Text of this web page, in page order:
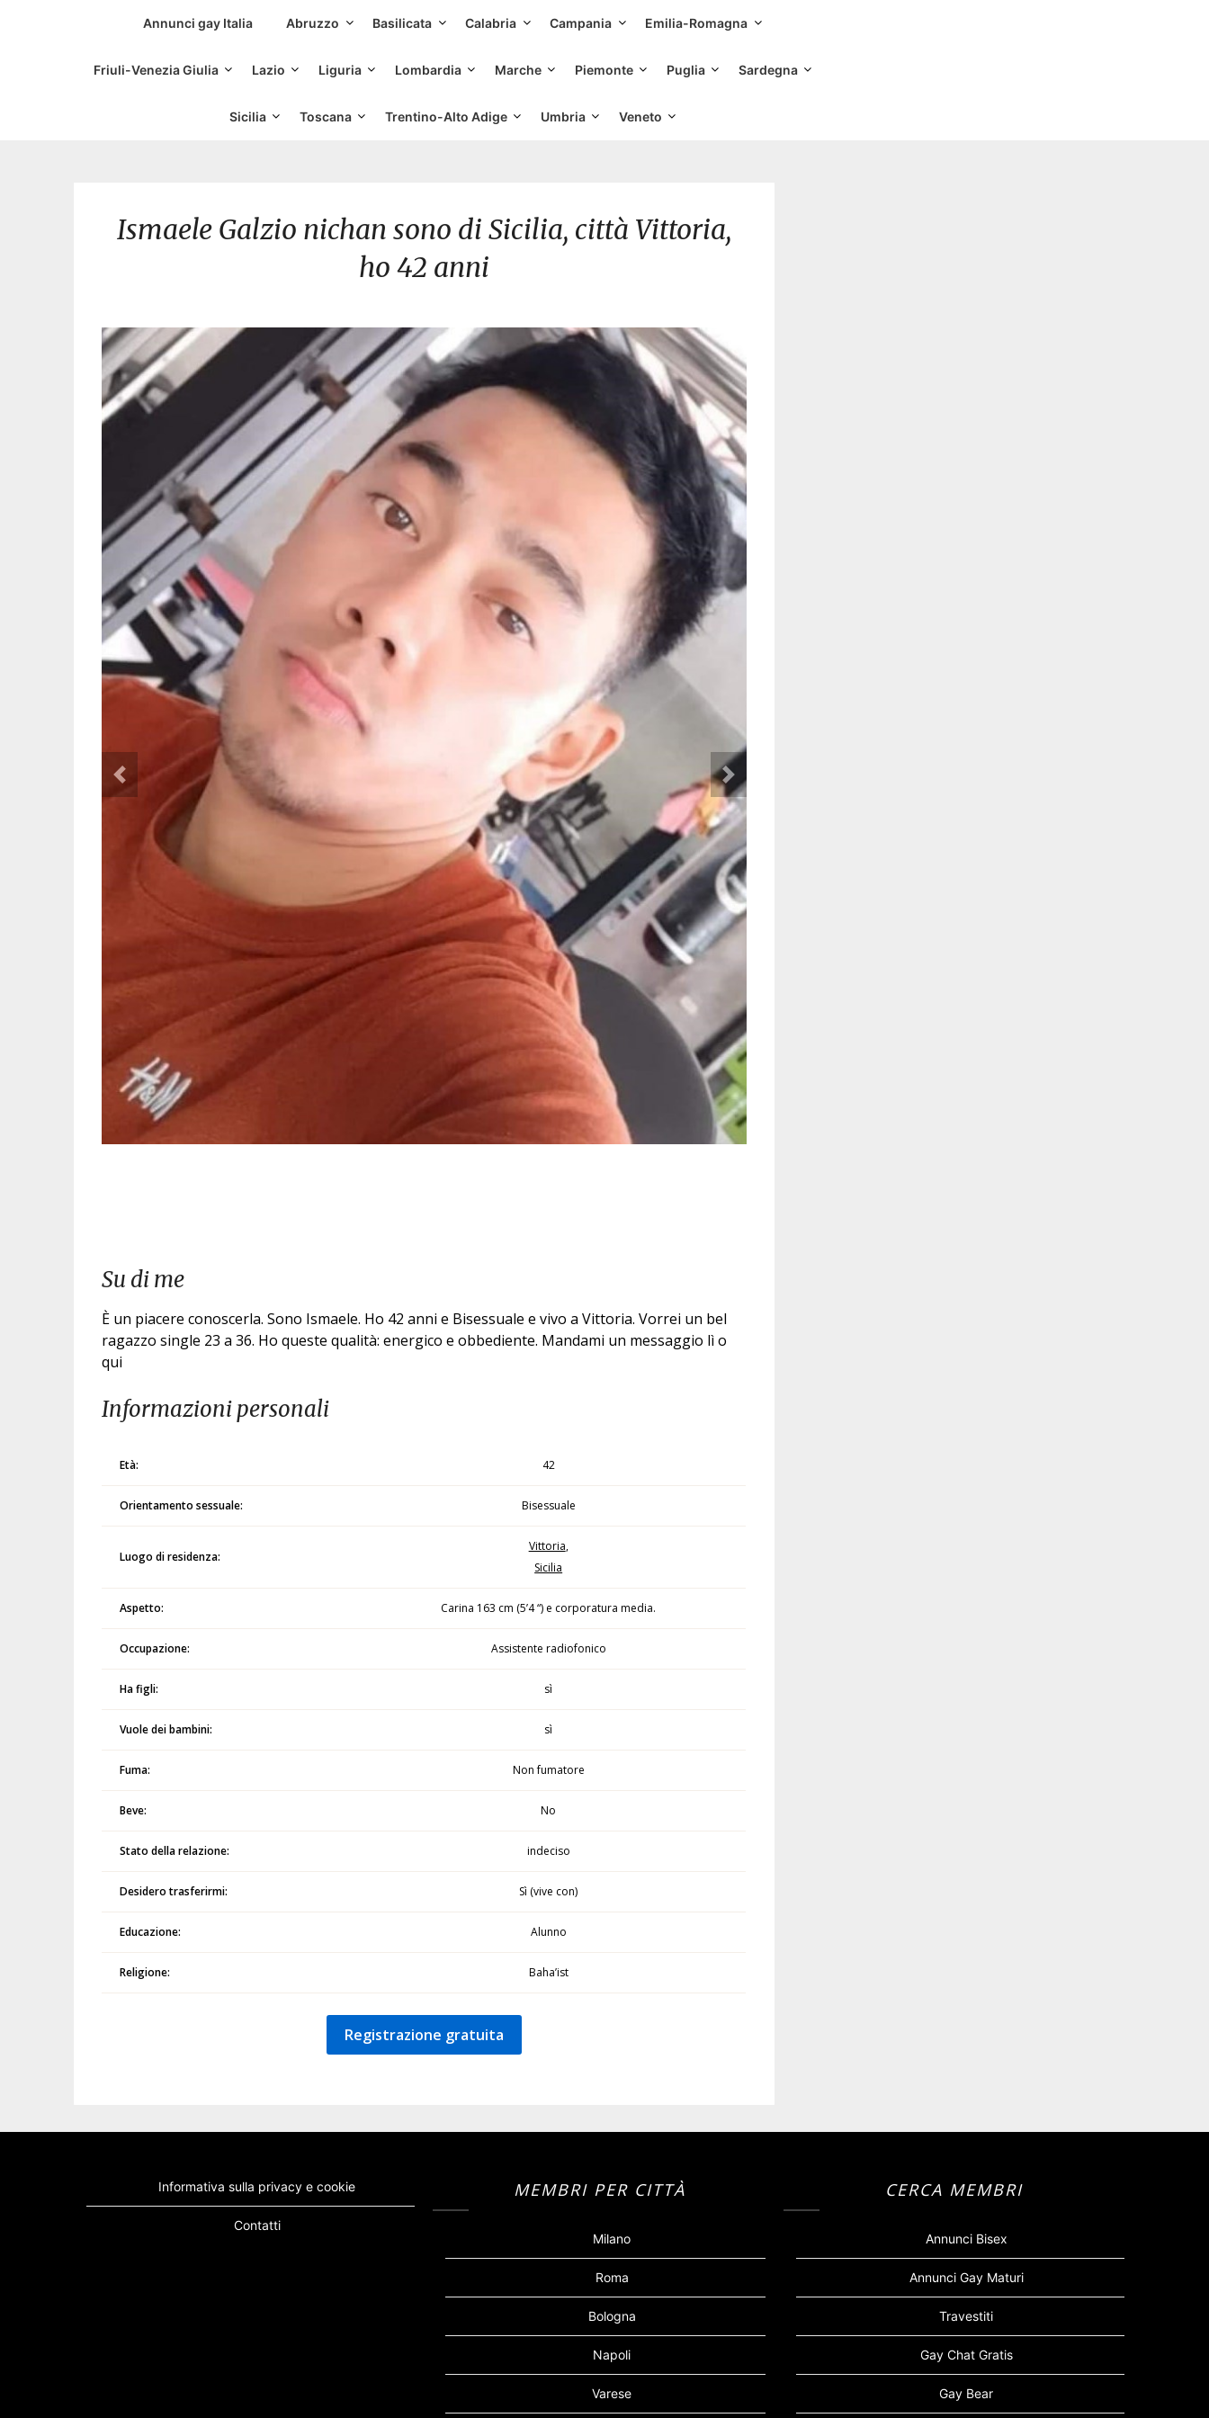
Siti Incontri Gay
Annunci gay Italia Abruzzo Basilicata Calabria Campania Emilia-Romagna
Friuli-Venezia Giulia Lazio Liguria Lombardia Marche Piemonte Puglia Sardegna
Sicilia Toscana Trentino-Alto Adige Umbria Veneto
Ismaele Galzio nichan sono di Sicilia, città Vittoria,
ho 42 anni
Su di me
È un piacere conoscerla. Sono Ismaele. Ho 42 anni e Bisessuale e vivo a Vittoria. Vorrei un bel
ragazzo single 23 a 36. Ho queste qualità: energico e obbediente. Mandami un messaggio lì o
qui
Informazioni personali
Età: 42
Orientamento sessuale: Bisessuale
Luogo di residenza:
Vittoria,
Sicilia
Aspetto: Carina 163 cm (5’4 “) e corporatura media.
Occupazione: Assistente radiofonico
Ha figli: sì
Vuole dei bambini: sì
Fuma: Non fumatore
Beve: No
Stato della relazione: indeciso
Desidero trasferirmi: Sì (vive con)
Educazione: Alunno
Religione: Baha’ist
Registrazione gratuita
Informativa sulla privacy e cookie
Contatti
MEMBRI PER CITTÀ
Milano
Roma
Bologna
Napoli
Varese
CERCA MEMBRI
Annunci Bisex
Annunci Gay Maturi
Travestiti
Gay Chat Gratis
Gay Bear